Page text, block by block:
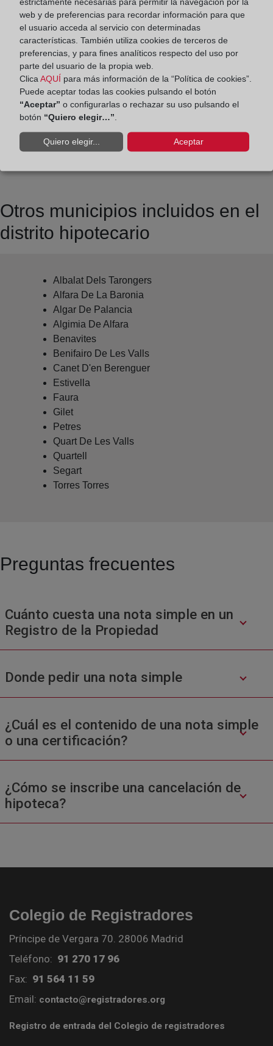
Los días 24 y 31 de diciembre de 09:00 a 14:00
horas
Datos de contacto:
(96) 268 14 94
sagunto2@registrodelapropiedad.org
Datos del Registrador:
Delegado de Protección de Datos:
Otros municipios incluidos en el
distrito hipotecario
Albalat Dels Tarongers
Alfara De La Baronia
Algar De Palancia
Algimia De Alfara
Benavites
Benifairo De Les Valls
Canet D'en Berenguer
Estivella
Faura
Gilet
Petres
Quart De Les Valls
Quartell
Segart
Torres Torres
Preguntas frecuentes
Cuánto cuesta una nota simple en un
Registro de la Propiedad
Donde pedir una nota simple
¿Cuál es el contenido de una nota simple
o una certificación?
¿Cómo se inscribe una cancelación de
hipoteca?
Colegio de Registradores
Príncipe de Vergara 70. 28006 Madrid
Teléfono: 91 270 17 96
Fax: 91 564 11 59
Email: contacto@registradores.org
Registro de entrada del Colegio de registradores
web y de preferencias para recordar información para que
el usuario acceda al servicio con determinadas
características. También utiliza cookies de terceros de
preferencias, y para fines analíticos respecto del uso por
parte del usuario de la propia web.
Clica AQUÍ para más información de la “Política de cookies”.
Puede aceptar todas las cookies pulsando el botón
“Aceptar” o configurarlas o rechazar su uso pulsando el
botón “Quiero elegir…”
Quiero elegir... Aceptar